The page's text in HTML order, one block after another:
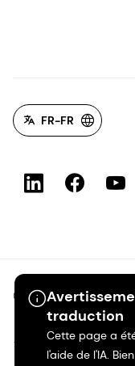
traduction
Cette page a
l'aide de l'IA.
FR-FR
©2026 dsm-
Avis de